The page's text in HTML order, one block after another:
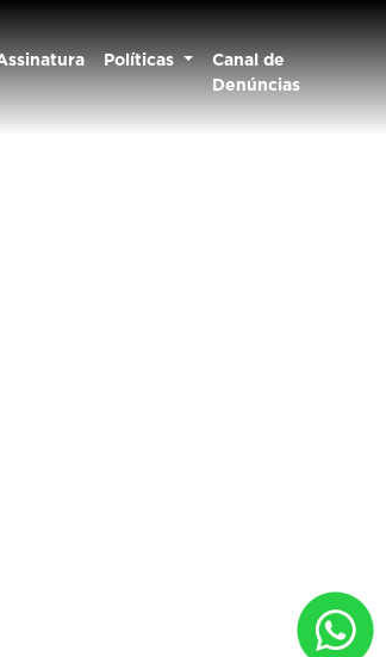
Políticas
Canal de
Denúncias